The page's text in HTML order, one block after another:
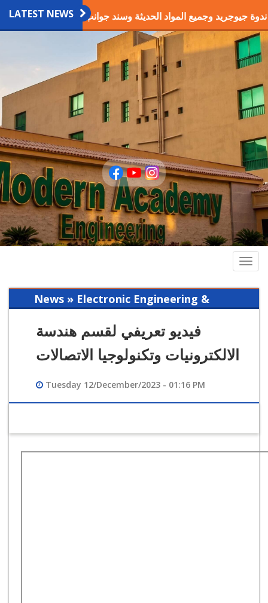
LATEST NEWS
ندوة جيوجريد وجميع المواد الحديثة وسند جوانب الحفر والطرق
News » Electronic Engineering &
فيديو تعريفي لقسم هندسة
الالكترونيات وتكنولوجيا الاتصالات
Tuesday 12/December/2023 - 01:16 PM